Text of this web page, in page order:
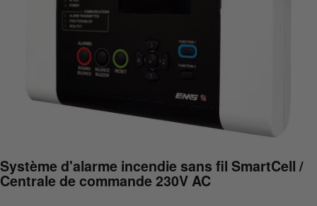
Système d'alarme incendie sans fil SmartCell /
Centrale de commande 230V AC